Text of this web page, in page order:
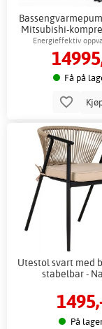
Mitsubishi-
6,09 lavt
Energieffektiv
bassenger opptil
Få på
Utestol svart med
stabelbar -
På